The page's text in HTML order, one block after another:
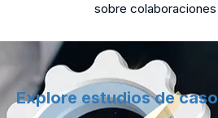
sobre
Explore estudios de